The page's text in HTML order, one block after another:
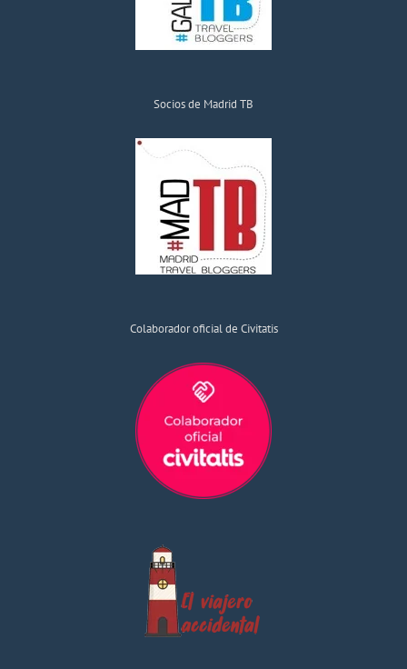
Socios de Madrid TB
Colaborador oficial de Civitatis